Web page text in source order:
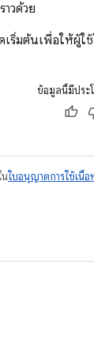
วด้วย
ริ่มต้นเพื่อให้ผู้
ข้อมูลนี้มีประ
นใบอนุญาตการใช้เนื้อ